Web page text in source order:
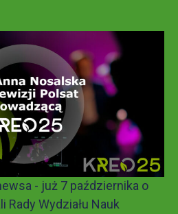
- już 7 października o
Rady Wydziału Nauk